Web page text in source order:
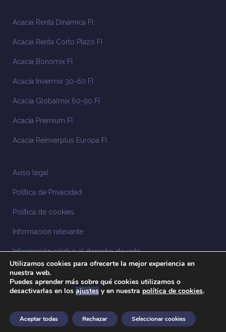
Acacia Renta Dinámica FI
Acacia Renta Corto Plazo FI
Acacia Bonomix FI
Acacia Invermix 30-60 FI
Acacia Globalmix 60-90 FI
Acacia Premium FI
Acacia Reinverplus Europa FI
Aviso legal
Política de Privacidad
Política de cookies
Información relevante
Información relativa al derecho de voto
Información relacionada con la sostenibilidad
Sistema Interno de Información
Anuncios legales
Utilizamos cookies para ofrecerte la mejor experiencia en
nuestra web.
Puedes aprender más sobre qué cookies utilizamos o
desactivarlas en los ajustes y en nuestra política de cookies.
Aceptar todas Rechazar Seleccionar cookies